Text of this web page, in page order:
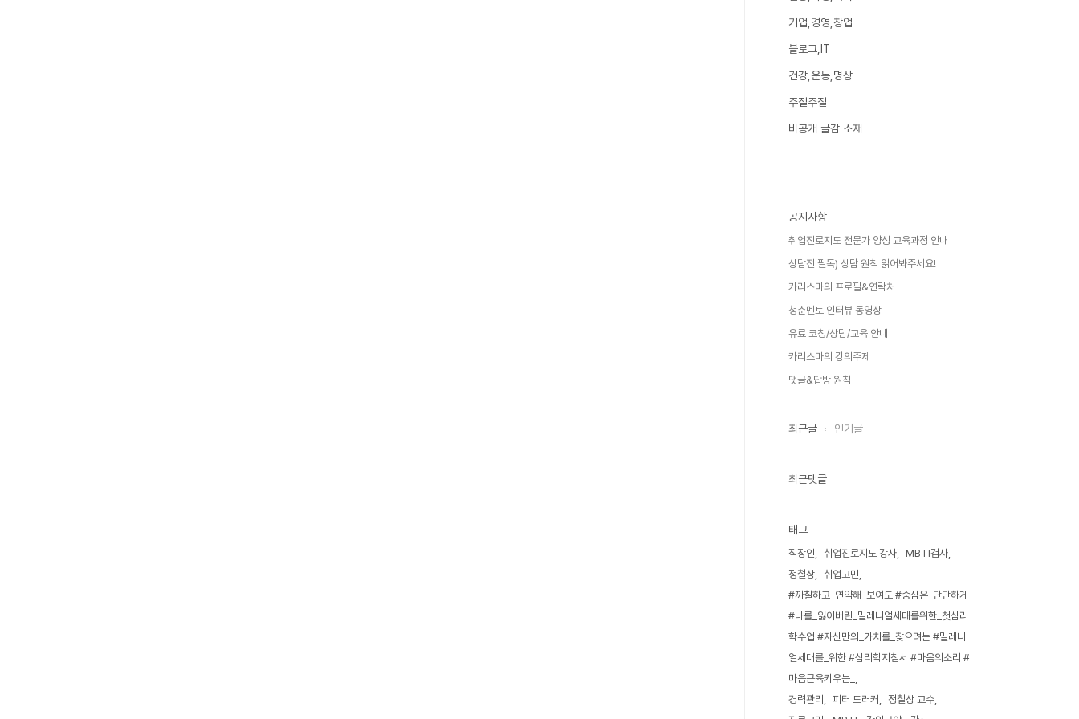
기업,경영,창업
블로그,IT
건강,운동,명상
주절주절
비공개 글감 소재
공지사항
취업진로지도 전문가 양성 교육과정 안내
상담전 필독) 상담 원칙 읽어봐주세요!
카리스마의 프로필&연락처
청춘멘토 인터뷰 동영상
유료 코칭/상담/교육 안내
카리스마의 강의주제
댓글&답방 원칙
최근글 인기글
최근댓글
태그
직장인 취업진로지도 강사
MBTI검사
정철상
취업고민
#까칠하고_연약해_보여도 #중심은_단단하게
#나를_잃어버린_밀레니얼세대를위한_첫심리
학수업 #자신만의_가치를_찾으려는 #밀레니
얼세대를_위한 #심리학지침서 #마음의소리 #
마음근육키우는_
경력관리
피터 드러커
정철상 교수